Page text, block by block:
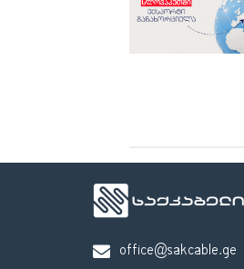
office@sakcable.ge